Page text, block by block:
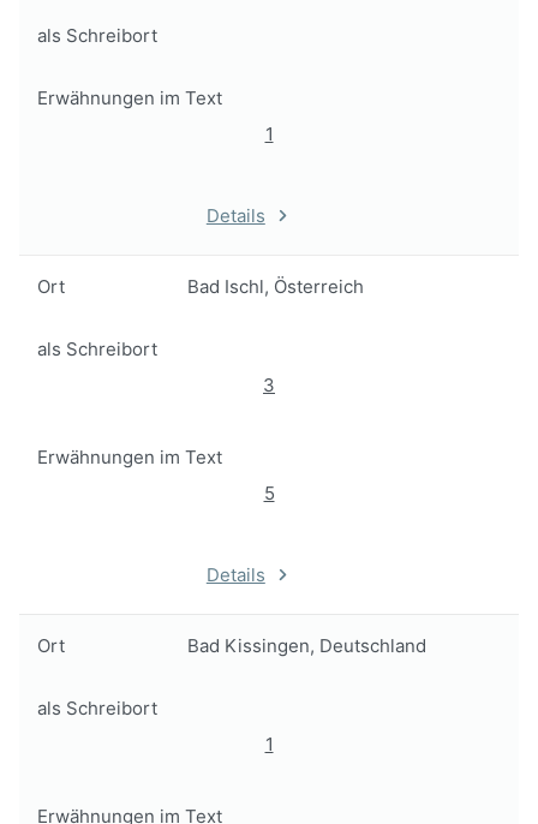
als Schreibort
Erwähnungen im Text
1
Details
Ort Bad Ischl, Österreich
als Schreibort
3
Erwähnungen im Text
5
Details
Ort Bad Kissingen, Deutschland
als Schreibort
1
Erwähnungen im Text